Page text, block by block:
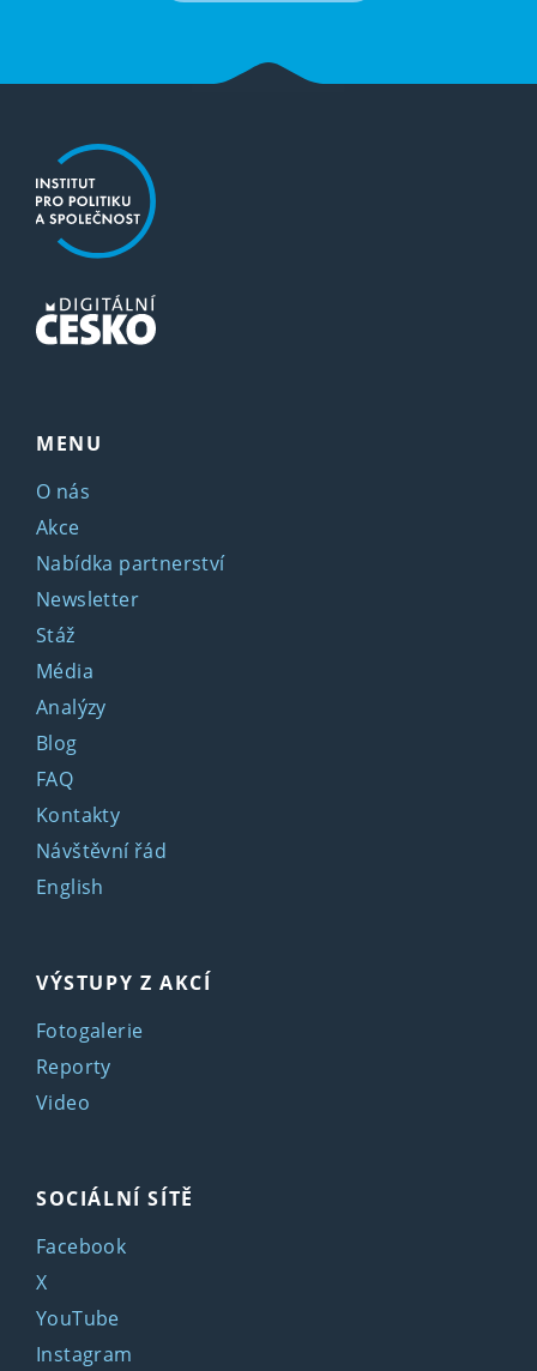
MENU
O nás
Akce
Nabídka partnerství
Newsletter
Stáž
Média
Analýzy
Blog
FAQ
Kontakty
Návštěvní řád
English
VÝSTUPY Z AKCÍ
Fotogalerie
Reporty
Video
SOCIÁLNÍ SÍTĚ
Facebook
X
YouTube
Instagram